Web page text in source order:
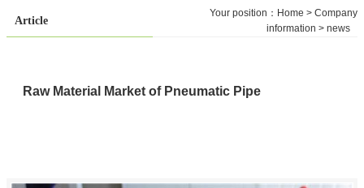
Article
Your position： Home > Company
information > news
Raw Material Market of Pneumatic Pipe